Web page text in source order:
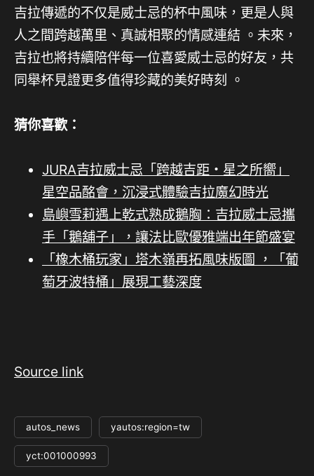
吉拉傳遞的不仅是威士忌的杯中風味，更是人與
人之間跨越萬里、真誠相聚的情感連結 。未來，
吉拉也將持續陪伴每一位喜愛威士忌的好友，共
同舉杯見證更多值得珍藏的美好時刻
。
猜你喜歡：
JURA吉拉威士忌「跨越吉距・星之所嚮」
星空品酩會，沉浸式體驗吉拉魔幻時光
島嶼雪莉遇上乾式熟成鵝胸：吉拉威士忌攜
手「鵝舖子」，讓法比歐優雅端出年節盛宴
「橡木桶玩家」塔木嶺再拓風味版圖 ，「葡
萄牙波特桶」展現工藝深度
Source link
autos_news yautos:region=tw
yct:001000993